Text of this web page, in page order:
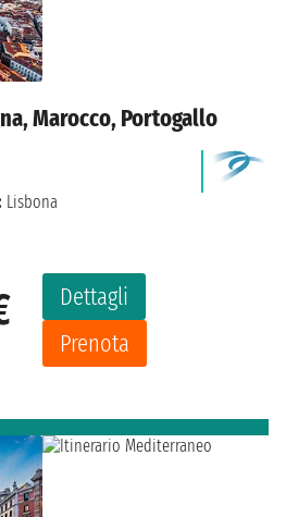
Marocco, Portogallo
Dettagli
Prenota
Lisbona